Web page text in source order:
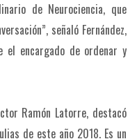
de Neurociencia, que
señaló Fernández,
encargado de ordenar y
Ramón Latorre, destacó
de este año 2018. Es un